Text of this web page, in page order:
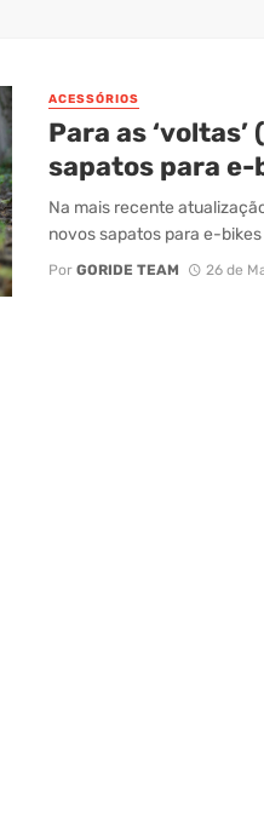
ACESSÓRIOS
Para as
sapatos para e-
Na mais recente
novos sapatos para e-
Por GORIDE TEAM 26 de